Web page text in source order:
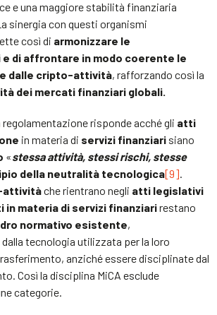
e una maggiore stabilità finanziaria
sinergia con questi organismi
così di armonizzare le
di affrontare in modo coerente le
dalle cripto-attività, rafforzando così la
dei mercati finanziari globali.
regolamentazione risponde acché gli atti
in materia di servizi finanziari siano
«stessa attività, stessi rischi, stesse
della neutralità tecnologica[9].
attivitàche rientrano negli atti legislativi
in materia di servizi finanziarirestano
normativo esistente,
tecnologia utilizzata per la loro
anziché essere disciplinate dal
Così la disciplina MiCA esclude
categorie.